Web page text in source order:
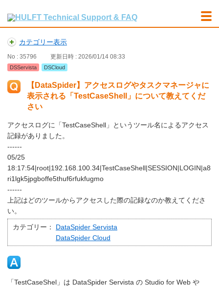
カテゴリー表示
No : 35796 更新日時 : 2026/01/14 08:33
DSServista DSCloud
【DataSpider】アクセスログやタスクマネージャに
表示される「TestCaseShell」について教えてくだ
さい
アクセスログに「TestCaseShell」というツール名によるアクセス
記録がありました。
------
05/25
18:17:54|root|192.168.100.34|TestCaseShell|SESSION|LOGIN|a8
ri1lgk5jpgboffe5thuf6rfukfugmo
------
上記はどのツールからアクセスした際の記録なのか教えてくださ
い。
カテゴリー：
DataSpider Servista
DataSpider Cloud
「TestCaseShel」は DataSpider Servista の Studio for Web や